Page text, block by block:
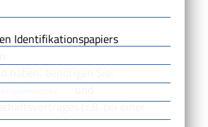
Identifikationspapiers
benötigen Sie:
(z.B. bei einer